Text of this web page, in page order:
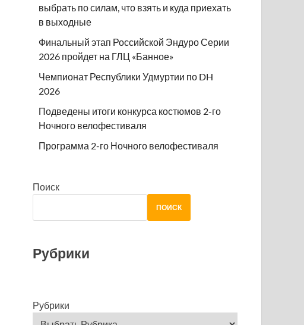
выбрать по силам, что взять и куда приехать
в выходные
Финальный этап Российской Эндуро Серии
2026 пройдет на ГЛЦ «Банное»
Чемпионат Республики Удмуртии по DH
2026
Подведены итоги конкурса костюмов 2-го
Ночного велофестиваля
Программа 2-го Ночного велофестиваля
Поиск
ПОИСК
Рубрики
Рубрики